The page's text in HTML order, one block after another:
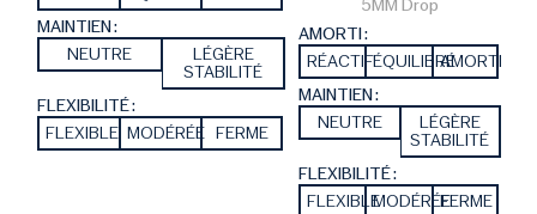
MAINTIEN :
NEUTRE
LÉGÈRE
STABILITÉ
FLEXIBILITÉ :
FLEXIBLE MODÉRÉE FERME
5MM Drop
AMORTI :
RÉACTIFÉQUILIBRÉAMORTI
MAINTIEN :
NEUTRE
LÉGÈRE
STABILITÉ
FLEXIBILITÉ :
FLEXIBLEMODÉRÉEFERME